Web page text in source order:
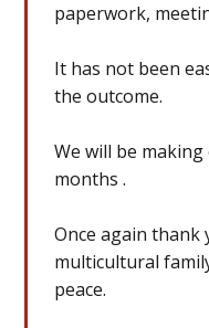
paperwork,
It has not been
the outcome.
We will be
months .
Once again thank
multicultural
peace.